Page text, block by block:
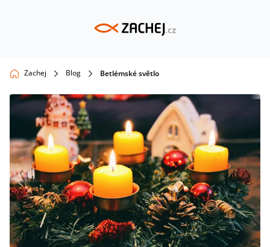
Zachej Blog Betlémské světlo